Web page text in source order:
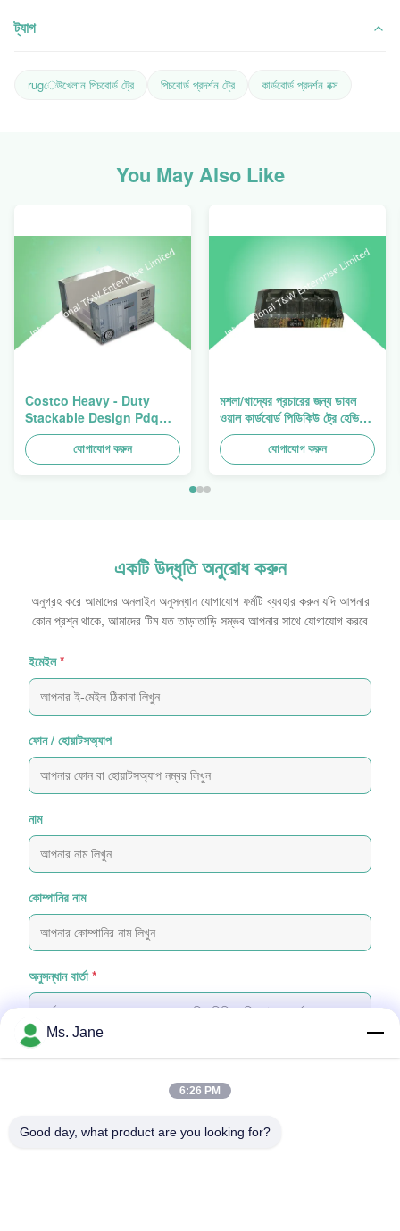
ট্যাগ
rugেউখেলান পিচবোর্ড ট্রে পিচবোর্ড প্রদর্শন ট্রে কার্ডবোর্ড প্রদর্শন বক্স
You May Also Like
Costco Heavy - Duty
Stackable Design Pdq
Trays To Selling Curtain ,
Load 100kgsযোগাযোগ করুন
মশলা/খাদ্যের প্রচারের জন্য ডাবল
ওয়াল কার্ডবোর্ড পিডিকিউ ট্রে হেভি
ডিউটি ​​স্ট্যাকআপ
যোগাযোগ করুন
একটি উদ্ধৃতি অনুরোধ করুন
অনুগ্রহ করে আমাদের অনলাইন অনুসন্ধান যোগাযোগ ফর্মটি ব্যবহার করুন যদি আপনার
কোন প্রশ্ন থাকে, আমাদের টিম যত তাড়াতাড়ি সম্ভব আপনার সাথে যোগাযোগ করবে
ইমেইল *
ফোন / হোয়াটসঅ্যাপ
নাম
কোম্পানির নাম
অনুসন্ধান বার্তা *
ফাইল যুক্ত করুন
Ms. Jane
6:26 PM
Good day, what product are you looking for?